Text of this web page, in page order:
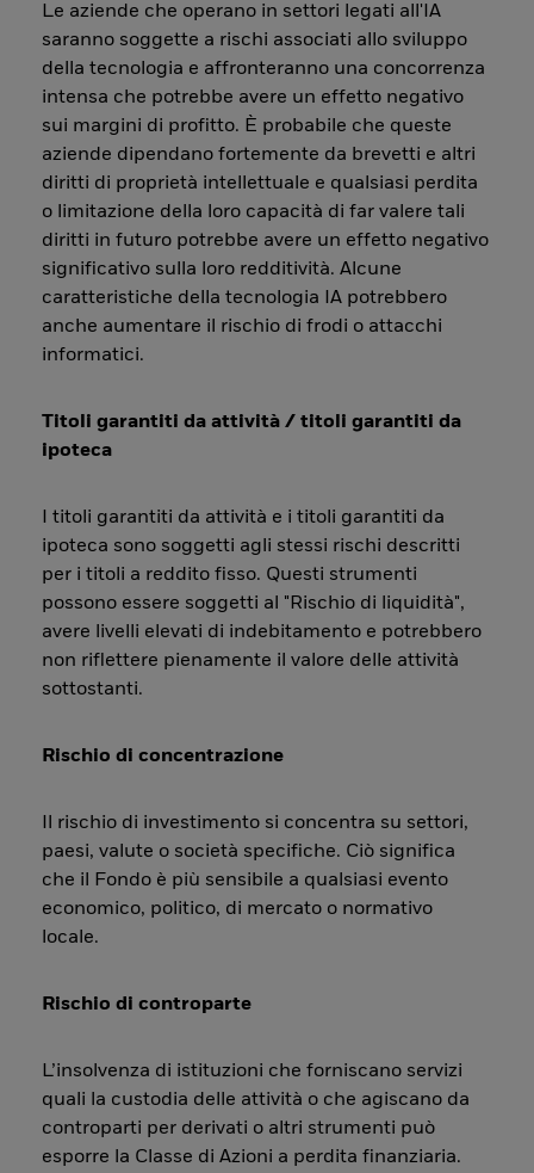
Le aziende che operano in settori legati all'IA
saranno soggette a rischi associati allo sviluppo
della tecnologia e affronteranno una concorrenza
intensa che potrebbe avere un effetto negativo
sui margini di profitto. È probabile che queste
aziende dipendano fortemente da brevetti e altri
diritti di proprietà intellettuale e qualsiasi perdita
o limitazione della loro capacità di far valere tali
diritti in futuro potrebbe avere un effetto negativo
significativo sulla loro redditività. Alcune
caratteristiche della tecnologia IA potrebbero
anche aumentare il rischio di frodi o attacchi
informatici.
Titoli garantiti da attività / titoli garantiti da
ipoteca
I titoli garantiti da attività e i titoli garantiti da
ipoteca sono soggetti agli stessi rischi descritti
per i titoli a reddito fisso. Questi strumenti
possono essere soggetti al "Rischio di liquidità",
avere livelli elevati di indebitamento e potrebbero
non riflettere pienamente il valore delle attività
sottostanti.
Rischio di concentrazione
Il rischio di investimento si concentra su settori,
paesi, valute o società specifiche. Ciò significa
che il Fondo è più sensibile a qualsiasi evento
economico, politico, di mercato o normativo
locale.
Rischio di controparte
L’insolvenza di istituzioni che forniscano servizi
quali la custodia delle attività o che agiscano da
controparti per derivati o altri strumenti può
esporre la Classe di Azioni a perdita finanziaria.